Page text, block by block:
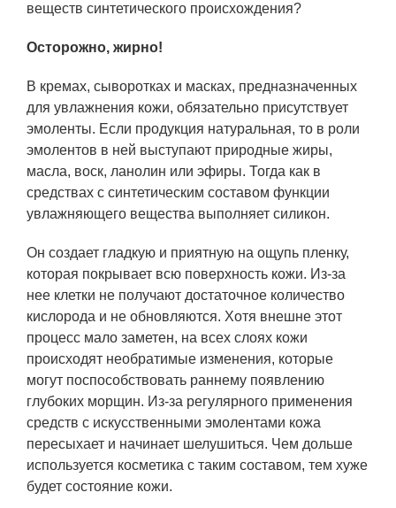
веществ синтетического происхождения?
Осторожно, жирно!
В кремах, сыворотках и масках, предназначенных
для увлажнения кожи, обязательно присутствует
эмоленты. Если продукция натуральная, то в роли
эмолентов в ней выступают природные жиры,
масла, воск, ланолин или эфиры. Тогда как в
средствах с синтетическим составом функции
увлажняющего вещества выполняет силикон.
Он создает гладкую и приятную на ощупь пленку,
которая покрывает всю поверхность кожи. Из-за
нее клетки не получают достаточное количество
кислорода и не обновляются. Хотя внешне этот
процесс мало заметен, на всех слоях кожи
происходят необратимые изменения, которые
могут поспособствовать раннему появлению
глубоких морщин. Из-за регулярного применения
средств с искусственными эмолентами кожа
пересыхает и начинает шелушиться. Чем дольше
используется косметика с таким составом, тем хуже
будет состояние кожи.